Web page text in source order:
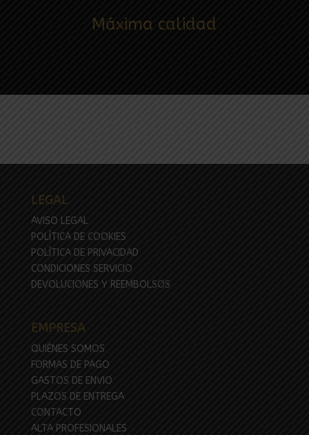
Máxima calidad
LEGAL
AVISO LEGAL
POLÍTICA DE COOKIES
POLÍTICA DE PRIVACIDAD
CONDICIONES SERVICIO
DEVOLUCIONES Y REEMBOLSOS
EMPRESA
QUIÉNES SOMOS
FORMAS DE PAGO
GASTOS DE ENVIO
PLAZOS DE ENTREGA
CONTACTO
ALTA PROFESIONALES